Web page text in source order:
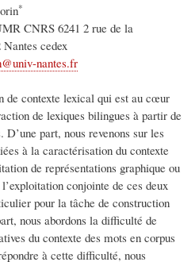
*
CNRS 6241 2 rue de la
cedex
nantes.fr
de contexte lexical qui est au cœur
de lexiques bilingues à partir de
part, nous revenons sur les
à la caractérisation du contexte
de représentations graphique ou
conjointe de ces deux
pour la tâche de construction
nous abordons la difficulté de
du contexte des mots en corpus
à cette difficulté, nous